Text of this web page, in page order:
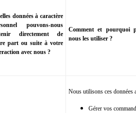
données à caractère
pouvons-nous
directement de
part ou suite à votre
avec nous ?
Comment et pourquoi
nous les utiliser ?
Nous utilisons ces données
Gérer vos